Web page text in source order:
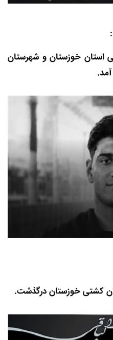
استان خوزستان و شهرستان
کشتی خوزستان درگذشت.